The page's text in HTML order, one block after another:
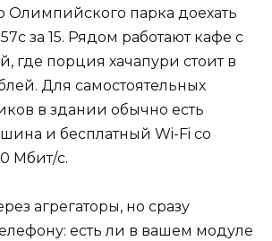
Олимпийского парка доехать
за 15. Рядом работают кафе с
где порция хачапури стоит в
Для самостоятельных
в здании обычно есть
и бесплатный Wi-Fi со
Мбит/с.
агрегаторы, но сразу
есть ли в вашем модуле